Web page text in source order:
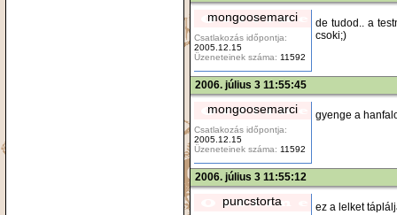
mongoosemarci
Csatlakozás időpontja:
2005.12.15
Üzeneteinek száma: 11592
de tudod.. a
csoki;)
2006. július 3 11:55:45
mongoosemarci
Csatlakozás időpontja:
2005.12.15
Üzeneteinek száma: 11592
gyenge a
2006. július 3 11:55:12
puncstorta ez a lelket